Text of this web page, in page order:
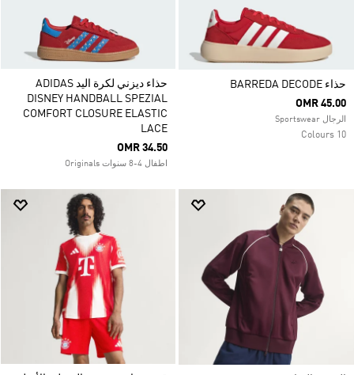
حذاء BARREDA DECODE
OMR 45.00
الرجال Sportswear
10 Colours
حذاء ديزني لكرة اليد ADIDAS
DISNEY HANDBALL SPEZIAL
COMFORT CLOSURE ELASTIC
LACE
OMR 34.50
اطفال 4-8 سنوات Originals